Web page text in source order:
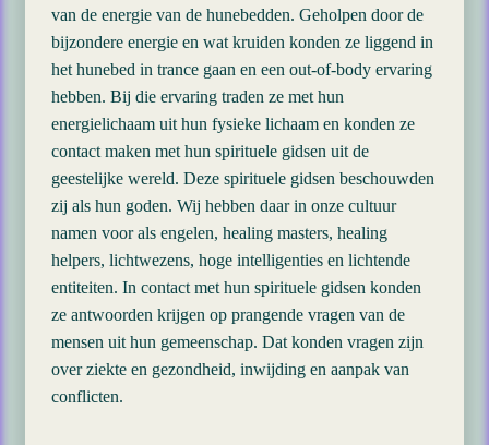
van de energie van de hunebedden. Geholpen door de
bijzondere energie en wat kruiden konden ze liggend in
het hunebed in trance gaan en een out-of-body ervaring
hebben. Bij die ervaring traden ze met hun
energielichaam uit hun fysieke lichaam en konden ze
contact maken met hun spirituele gidsen uit de
geestelijke wereld. Deze spirituele gidsen beschouwden
zij als hun goden. Wij hebben daar in onze cultuur
namen voor als engelen, healing masters, healing
helpers, lichtwezens, hoge intelligenties en lichtende
entiteiten. In contact met hun spirituele gidsen konden
ze antwoorden krijgen op prangende vragen van de
mensen uit hun gemeenschap. Dat konden vragen zijn
over ziekte en gezondheid, inwijding en aanpak van
conflicten.